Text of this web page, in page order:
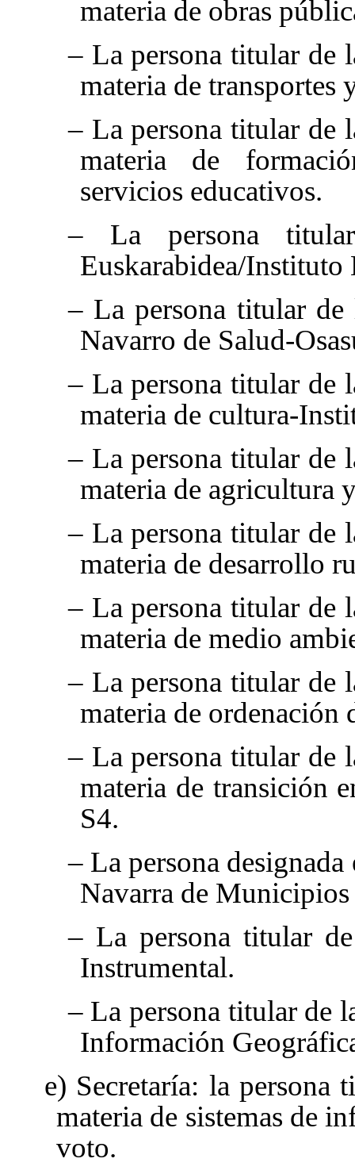
materia de obras
– La persona titular de
materia de
– La persona titular de
materia de
servicios educativos.
– La persona
Euskarabidea/Instituto
– La persona titular
Navarro de Salud-
– La persona titular de
materia de cultura-
– La persona titular de
materia de agricultura
– La persona titular de
materia de desarrollo
– La persona titular de
materia de medio
– La persona titular de
materia de ordenación
– La persona titular de
materia de transición
S4.
– La persona
Navarra de
– La persona titular
Instrumental.
– La persona titular de
Información
e) Secretaría: la persona
materia de sistemas de
voto.